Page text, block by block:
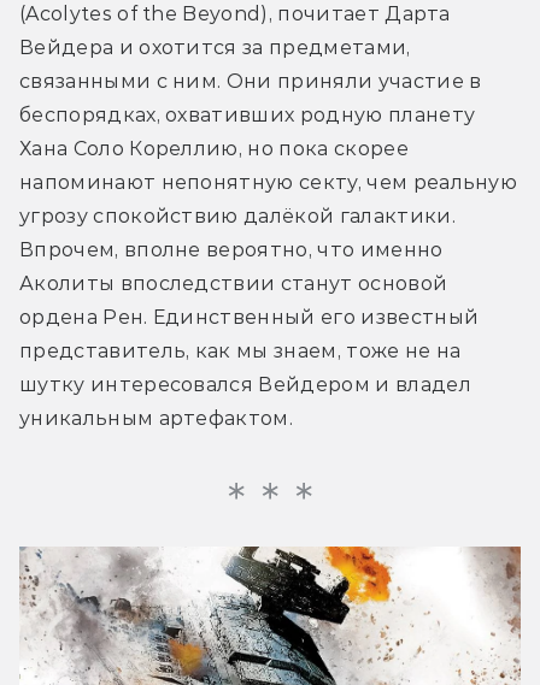
(Acolytes of the Beyond), почитает Дарта
Вейдера и охотится за предметами,
связанными с ним. Они приняли участие в
беспорядках, охвативших родную планету
Хана Соло Кореллию, но пока скорее
напоминают непонятную секту, чем реальную
угрозу спокойствию далёкой галактики.
Впрочем, вполне вероятно, что именно
Аколиты впоследствии станут основой
ордена Рен. Единственный его известный
представитель, как мы знаем, тоже не на
шутку интересовался Вейдером и владел
уникальным артефактом.